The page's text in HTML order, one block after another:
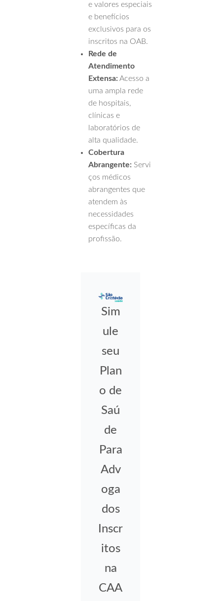
e valores especiais
e benefícios
exclusivos para os
inscritos na OAB.
Rede de
Atendimento
Extensa: Acesso a
uma ampla rede
de hospitais,
clínicas e
laboratórios de
alta qualidade.
Cobertura
Abrangente: Servi
ços médicos
abrangentes que
atendem às
necessidades
específicas da
profissão.
Sim
ule
seu
Plan
o de
Saú
de
Para
Adv
oga
dos
Inscr
itos
na
CAA